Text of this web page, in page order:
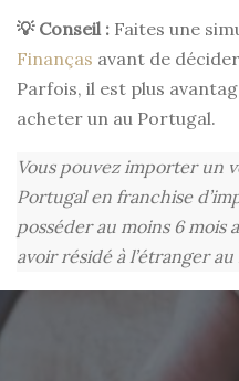
💡 Conseil : Faites une
Finanças avant de
Parfois, il est plus
acheter un au Portugal.
Vous pouvez importer un
Portugal en franchise
posséder au moins 6 mois
avoir résidé à l’étranger au